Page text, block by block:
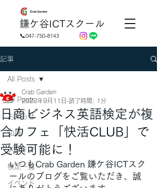
​鎌ケ谷ICTスクール
📞047-750-8143
記事
All Posts
お知らせ
知識
メディア
検定一覧
イベント
All Posts
日商ビジネス英語検定が複
合カフェ「快活CLUB」で
受験可能に！
Crab Garden
2023年9月11日 読了時間: 1分
いつもCrab Garden 鎌ケ谷ICTスク
ールのブログをご覧いただき、誠